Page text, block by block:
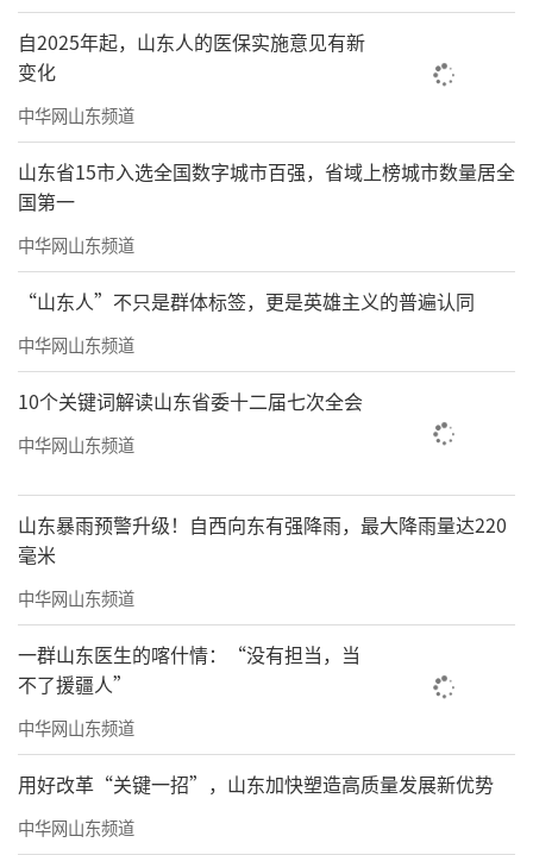
自2025年起，山东人的医保实施意见有新
变化
中华网山东频道
山东省15市入选全国数字城市百强，省域上榜城市数量居全
国第一
中华网山东频道
“山东人”不只是群体标签，更是英雄主义的普遍认同
中华网山东频道
10个关键词解读山东省委十二届七次全会
中华网山东频道
山东暴雨预警升级！自西向东有强降雨，最大降雨量达220
毫米
中华网山东频道
一群山东医生的喀什情：“没有担当，当
不了援疆人”
中华网山东频道
用好改革“关键一招”，山东加快塑造高质量发展新优势
中华网山东频道